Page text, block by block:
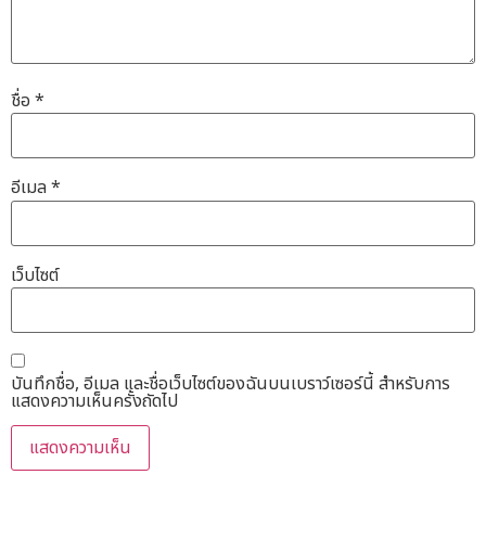
ชื่อ *
อีเมล *
เว็บไซต์
บันทึกชื่อ, อีเมล และชื่อเว็บไซต์ของฉันบนเบราว์เซอร์นี้ สำหรับการ
แสดงความเห็นครั้งถัดไป